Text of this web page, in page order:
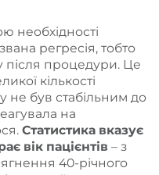
регресія, тобто
після процедури. Це
кількості
не був стабільним до
на
Статистика вказує
вік пацієнтів – з
40-річного